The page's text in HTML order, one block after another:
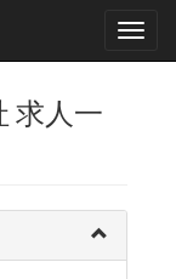
求人一